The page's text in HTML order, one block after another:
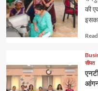
की
सीपत